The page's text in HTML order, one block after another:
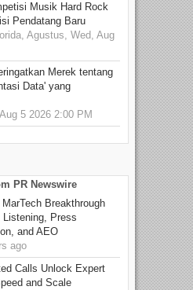
Musik Hard Rock
Pendatang Baru
Agustus, Wed, Aug
Merek tentang
Data' yang
5 2026 2:00 PM
PR Newswire
Breakthrough
Press
and AEO
ago
Calls Unlock Expert
and Scale